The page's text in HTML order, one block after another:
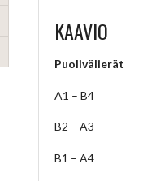
KAAVIO
Puolivälierät
A1 – B4
B2 – A3
B1 – A4